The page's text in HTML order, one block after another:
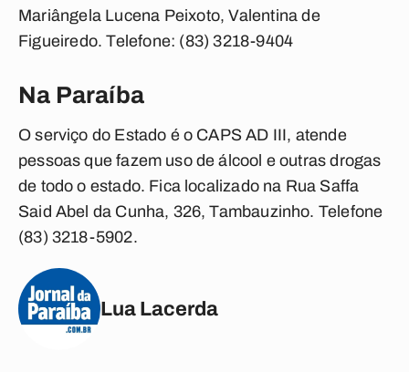
Mariângela Lucena Peixoto, Valentina de
Figueiredo. Telefone: (83) 3218-9404
Na Paraíba
O serviço do Estado é o CAPS AD III, atende
pessoas que fazem uso de álcool e outras drogas
de todo o estado. Fica localizado na Rua Saffa
Said Abel da Cunha, 326, Tambauzinho. Telefone
(83) 3218-5902.
Lua Lacerda